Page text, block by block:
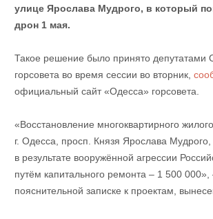
улице Ярослава Мудрого, в который
дрон 1 мая.
Такое решение было принято депутатами
горсовета во время сессии во вторник,
официальный сайт «Одесса» горсовета.
«Восстановление многоквартирного
г. Одесса, просп. Князя Ярослава
в результате вооружённой агрессии
путём капитального ремонта – 1 500 000»,
пояснительной записке к проектам,